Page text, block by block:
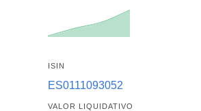
ISIN
ES0111093052
VALOR LIQUIDATIVO